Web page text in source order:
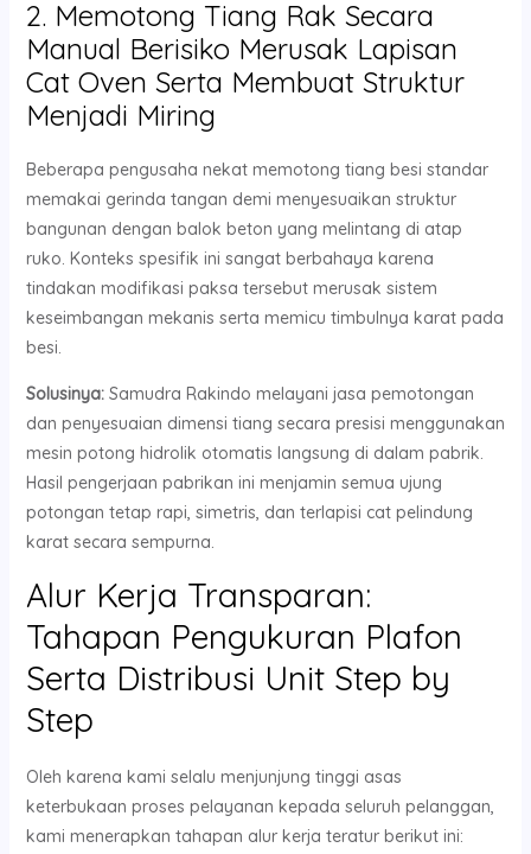
2. Memotong Tiang Rak Secara
Manual Berisiko Merusak Lapisan
Cat Oven Serta Membuat Struktur
Menjadi Miring
Beberapa pengusaha nekat memotong tiang besi standar
memakai gerinda tangan demi menyesuaikan struktur
bangunan dengan balok beton yang melintang di atap
ruko. Konteks spesifik ini sangat berbahaya karena
tindakan modifikasi paksa tersebut merusak sistem
keseimbangan mekanis serta memicu timbulnya karat pada
besi.
Solusinya:Samudra Rakindo melayani jasa pemotongan
dan penyesuaian dimensi tiang secara presisi menggunakan
mesin potong hidrolik otomatis langsung di dalam pabrik.
Hasil pengerjaan pabrikan ini menjamin semua ujung
potongan tetap rapi, simetris, dan terlapisi cat pelindung
karat secara sempurna.
Alur Kerja Transparan:
Tahapan Pengukuran Plafon
Serta Distribusi Unit Step by
Step
Oleh karena kami selalu menjunjung tinggi asas
keterbukaan proses pelayanan kepada seluruh pelanggan,
kami menerapkan tahapan alur kerja teratur berikut ini: